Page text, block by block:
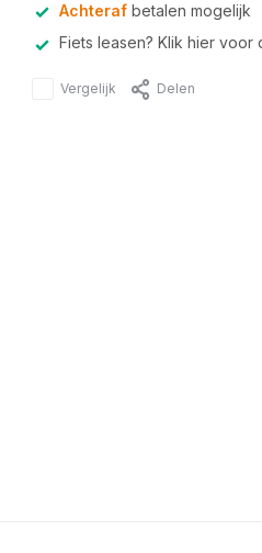
Achterafbetalen mogelijk
Fiets leasen? Klik hier voor
Vergelijk Delen